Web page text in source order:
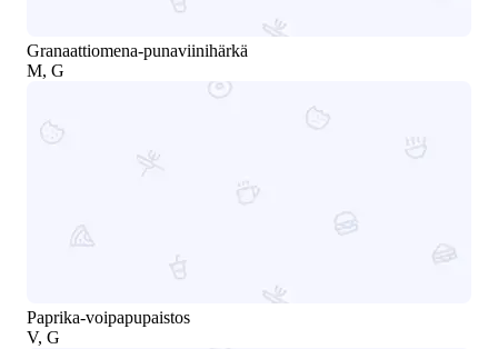
Granaattiomena-punaviinihärkä
M, G
Paprika-voipapupaistos
V, G